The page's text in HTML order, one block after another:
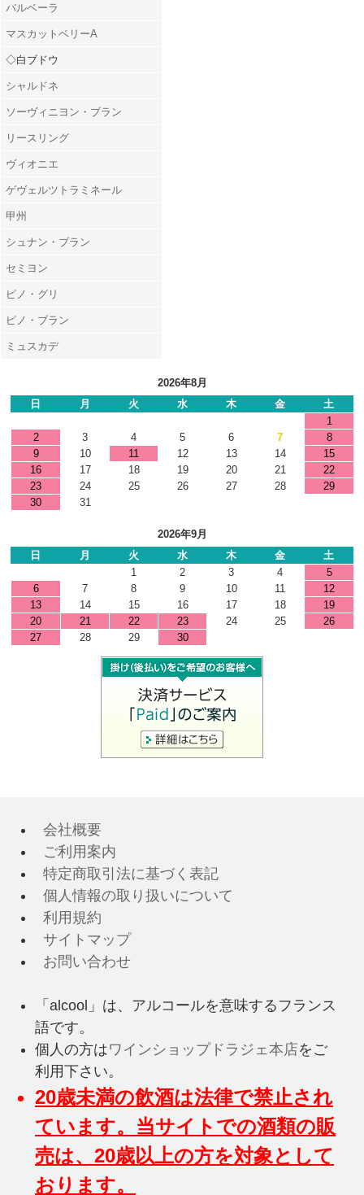
バルベーラ
マスカットベリーA
◇白ブドウ
シャルドネ
ソーヴィニヨン・ブラン
リースリング
ヴィオニエ
ゲヴェルツトラミネール
甲州
シュナン・ブラン
セミヨン
ピノ・グリ
ピノ・ブラン
ミュスカデ
2026年8月
日
月 火 水 木 金
土
1
2
3 4 5 6 7
8
9
10 11 12 13 14
15
16
17 18 19 20 21
22
23
24 25 26 27 28
29
30
31
2026年9月
日
月 火 水 木 金
土
1
2 3 4
5
6
7 8 9 10 11
12
13
14 15 16 17 18
19
20
21 22 23 24 25
26
27
28 29 30
会社概要
ご利用案内
特定商取引法に基づく表記
個人情報の取り扱いについて
利用規約
サイトマップ
お問い合わせ
「alcool」は、アルコールを意味するフランス
語です。
個人の方はワインショップドラジェ本店をご
利用下さい。
20歳未満の飲酒は法律で禁止され
ています。当サイトでの酒類の販
売は、20歳以上の方を対象として
おります。